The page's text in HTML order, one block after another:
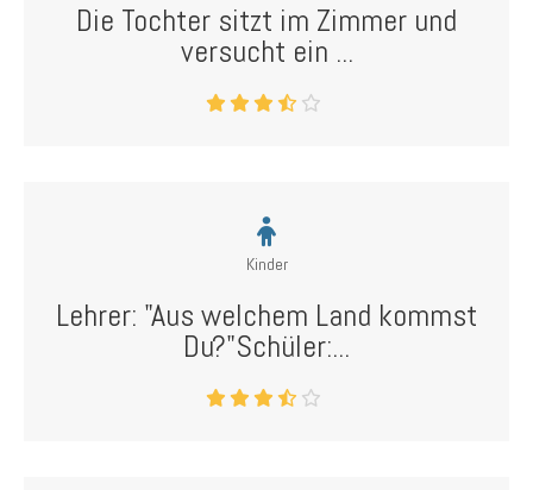
Die Tochter sitzt im Zimmer und
versucht ein ...
Kinder
Lehrer: "Aus welchem Land kommst
Du?"Schüler:...